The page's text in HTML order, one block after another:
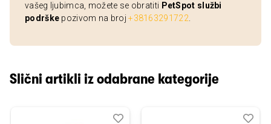
vašeg ljubimca, možete se obratiti PetSpot službi
podrške pozivom na broj+38163291722
Slični artikli iz odabrane kategorije
Dodaj
Uporedi